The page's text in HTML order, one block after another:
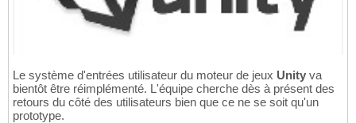
Le système d'entrées utilisateur du moteur de jeux Unity va
bientôt être réimplémenté. L'équipe cherche dès à présent des
retours du côté des utilisateurs bien que ce ne se soit qu'un
prototype.